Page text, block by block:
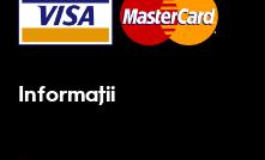
Informaţii